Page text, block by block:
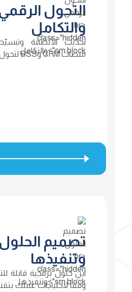
التحول
والتكامل
تحدّيث الأنظمة
منصات CRM وBSS لتحول رقمي سلس.
تصميم الحلول
وتنفيذها
ابنِ حلول برمجية قابلة
وفقاً لاحتياجات عملك